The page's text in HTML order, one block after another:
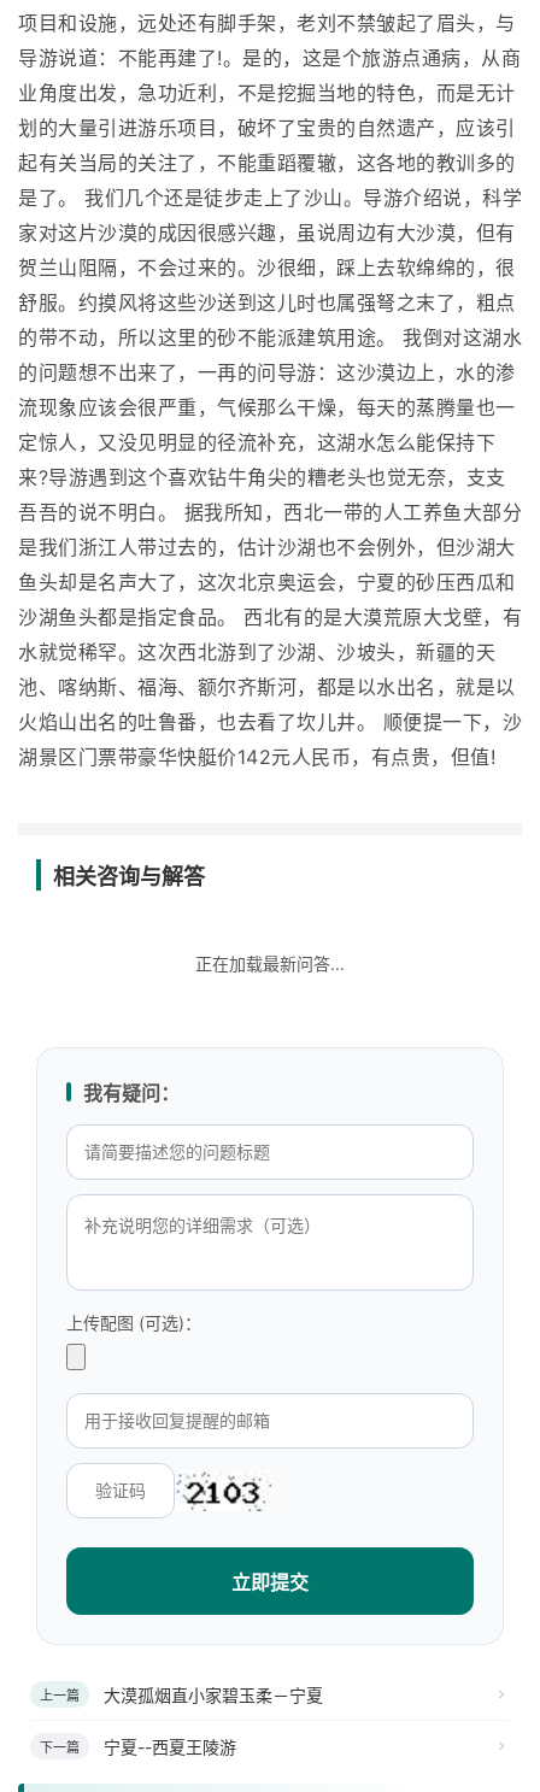
项目和设施，远处还有脚手架，老刘不禁皱起了眉头，与
导游说道：不能再建了!。是的，这是个旅游点通病，从商
业角度出发，急功近利，不是挖掘当地的特色，而是无计
划的大量引进游乐项目，破坏了宝贵的自然遗产，应该引
起有关当局的关注了，不能重蹈覆辙，这各地的教训多的
是了。 我们几个还是徒步走上了沙山。导游介绍说，科学
家对这片沙漠的成因很感兴趣，虽说周边有大沙漠，但有
贺兰山阻隔，不会过来的。沙很细，踩上去软绵绵的，很
舒服。约摸风将这些沙送到这儿时也属强弩之末了，粗点
的带不动，所以这里的砂不能派建筑用途。 我倒对这湖水
的问题想不出来了，一再的问导游：这沙漠边上，水的渗
流现象应该会很严重，气候那么干燥，每天的蒸腾量也一
定惊人，又没见明显的径流补充，这湖水怎么能保持下
来?导游遇到这个喜欢钻牛角尖的糟老头也觉无奈，支支
吾吾的说不明白。 据我所知，西北一带的人工养鱼大部分
是我们浙江人带过去的，估计沙湖也不会例外，但沙湖大
鱼头却是名声大了，这次北京奥运会，宁夏的砂压西瓜和
沙湖鱼头都是指定食品。 西北有的是大漠荒原大戈壁，有
水就觉稀罕。这次西北游到了沙湖、沙坡头，新疆的天
池、喀纳斯、福海、额尔齐斯河，都是以水出名，就是以
火焰山出名的吐鲁番，也去看了坎儿井。 顺便提一下，沙
湖景区门票带豪华快艇价142元人民币，有点贵，但值!
相关咨询与解答
正在加载最新问答...
我有疑问：
上传配图 (可选)：
立即提交
上一篇 大漠孤烟直小家碧玉柔－宁夏
下一篇 宁夏--西夏王陵游